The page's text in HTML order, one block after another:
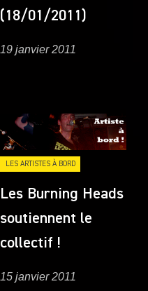
(18/01/2011)
19 janvier 2011
LES ARTISTES À BORD
Les Burning Heads
soutiennent le
collectif !
15 janvier 2011